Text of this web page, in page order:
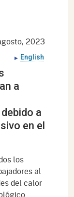
2023
English
a
a
en el
los
al
del calor